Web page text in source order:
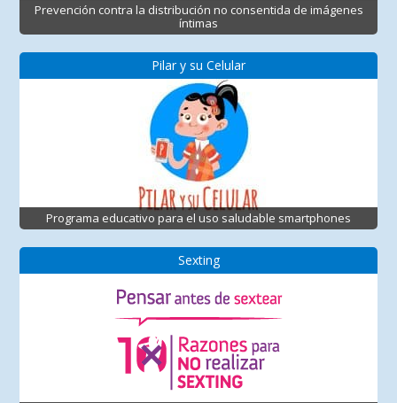
Prevención contra la distribución no consentida de imágenes
íntimas
Pilar y su Celular
Programa educativo para el uso saludable smartphones
Sexting